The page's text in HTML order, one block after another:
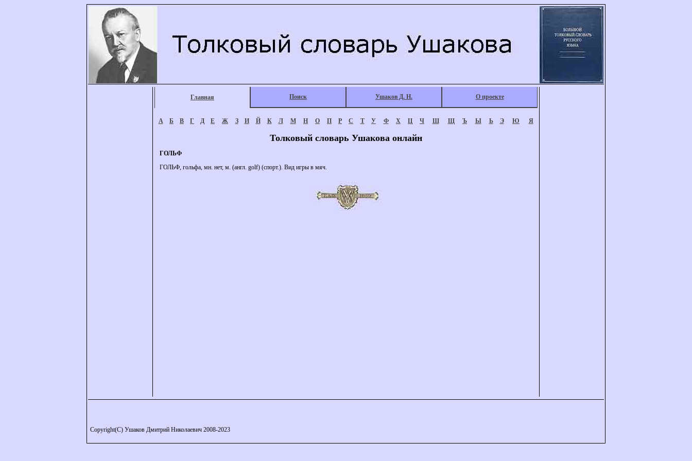
Главная Поиск Ушаков Д. Н. О проекте
А Б В Г Д Е Ж З И Й К Л М Н О П Р С Т У Ф Х Ц Ч Ш Щ Ъ Ы Ь Э Ю Я
Толковый словарь Ушакова онлайн
ГОЛЬФ
ГОЛЬФ, гольфа, мн. нет, м. (англ. golf) (спорт.). Вид игры в мяч.
Copyright(C) Ушаков Дмитрий Николаевич 2008-2023